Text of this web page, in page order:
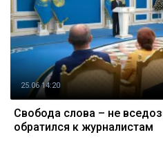
25.06 14:20
Свобода слова – не
обратился к журналистам